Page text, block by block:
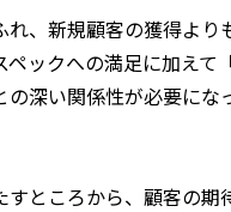
、新規顧客の獲得より
ックへの満足に加えて
深い関係性が必要に
ところから、顧客の